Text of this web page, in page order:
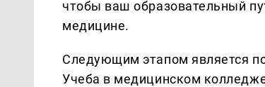
чтобы ваш образовательный
медицине.
Следующим этапом является
Учеба в медицинском